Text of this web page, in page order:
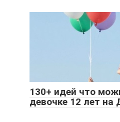
130+ идей что
девочке 12 лет на